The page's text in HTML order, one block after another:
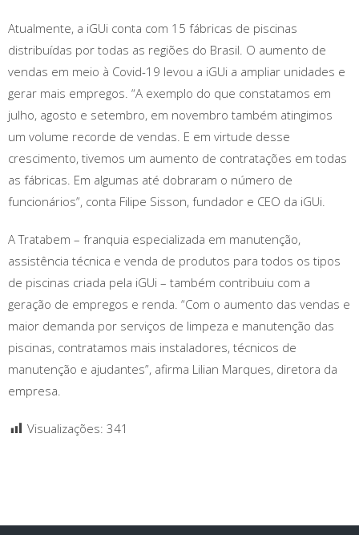
Atualmente, a iGUi conta com 15 fábricas de piscinas
distribuídas por todas as regiões do Brasil. O aumento de
vendas em meio à Covid-19 levou a iGUi a ampliar unidades e
gerar mais empregos. “A exemplo do que constatamos em
julho, agosto e setembro, em novembro também atingimos
um volume recorde de vendas. E em virtude desse
crescimento, tivemos um aumento de contratações em todas
as fábricas. Em algumas até dobraram o número de
funcionários”, conta Filipe Sisson, fundador e CEO da iGUi.
A Tratabem – franquia especializada em manutenção,
assistência técnica e venda de produtos para todos os tipos
de piscinas criada pela iGUi – também contribuiu com a
geração de empregos e renda. “Com o aumento das vendas e
maior demanda por serviços de limpeza e manutenção das
piscinas, contratamos mais instaladores, técnicos de
manutenção e ajudantes”, afirma Lilian Marques, diretora da
empresa.
Visualizações: 341